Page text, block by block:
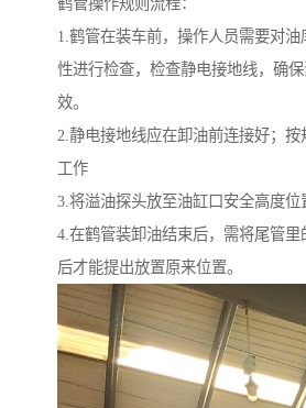
鹤管操作规则流程：
1.鹤管在装车前，操作人员需要对
性进行检查，检查静电接地线，确
效。
2.静电接地线应在卸油前连接好；
工作
3.将溢油探头放至油缸口安全高度位
4.在鹤管装卸油结束后，需将尾管
后才能提出放置原来位置。